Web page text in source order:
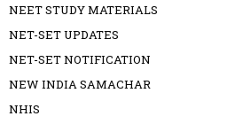
NEET STUDY MATERIALS
NET-SET UPDATES
NET-SET NOTIFICATION
NEW INDIA SAMACHAR
NHIS